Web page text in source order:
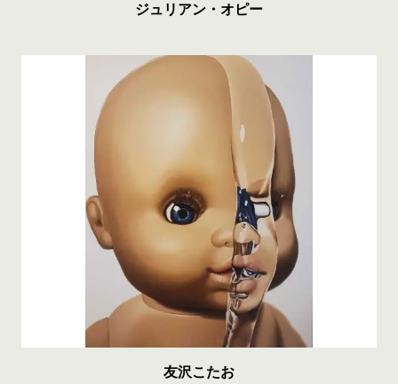
ジュリアン・オピー
友沢こたお